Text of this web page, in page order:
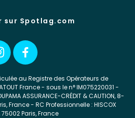
sur Spotlag.com
au Registre des Opérateurs de
France - sous le n° IM075220031 -
ASSURANCE-CRÉDIT & CAUTION, 8-
France - RC Professionnelle : HISCOX
Paris, France